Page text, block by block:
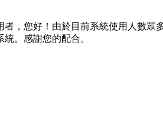
者，您好！由於目前系統使用人數眾
統。感謝您的配合。